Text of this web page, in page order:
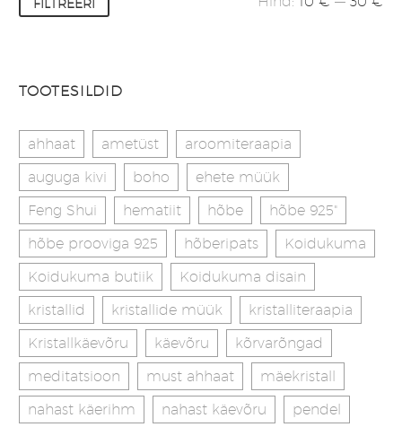
hind
hind
FILTREERI
TOOTESILDID
ahhaat ametüst
aroomiteraapia
auguga kivi
boho
ehete müük
Feng Shui
hematiit hõbe
hõbe 925"
hõbe prooviga 925
hõberipats
Koidukuma
Koidukuma butiik
Koidukuma disain
kristallid
kristallide müük
kristalliteraapia
Kristallkäevõru
käevõru
kõrvarõngad
meditatsioon
must ahhaat
mäekristall
nahast käerihm
nahast käevõru
pendel